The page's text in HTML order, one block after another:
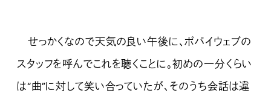
せっかくなので天気の良い午後に、ポパイウェブの
スタッフを呼んでこれを聴くことに。初めの一分くらい
は“曲”に対して笑い合っていたが、そのうち会話は違